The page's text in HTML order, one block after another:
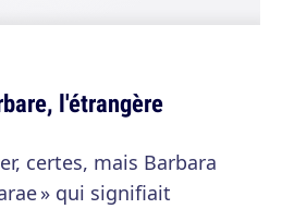
l'étrangère
certes, mais Barbara
» qui signifiait